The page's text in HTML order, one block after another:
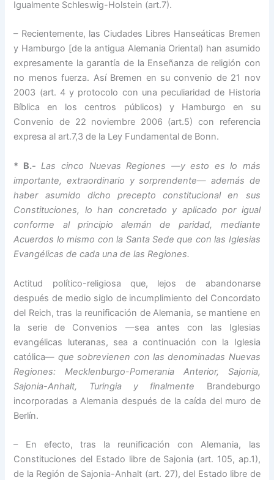
Igualmente Schleswig-Holstein (art.7).
– Recientemente, las Ciudades Libres Hanseáticas Bremen
y Hamburgo [de la antigua Alemania Oriental) han asumido
expresamente la garantía de la Enseñanza de religión con
no menos fuerza. Así Bremen en su convenio de 21 nov
2003 (art. 4 y protocolo con una peculiaridad de Historia
Bíblica en los centros públicos) y Hamburgo en su
Convenio de 22 noviembre 2006 (art.5) con referencia
expresa al art.7,3 de la Ley Fundamental de Bonn.
* B.- Las cinco Nuevas Regiones —y esto es lo más
importante, extraordinario y sorprendente— además de
haber asumido dicho precepto constitucional en sus
Constituciones, lo han concretado y aplicado por igual
conforme al principio alemán de paridad, mediante
Acuerdos lo mismo con la Santa Sede que con las Iglesias
Evangélicas de cada una de las Regiones.
Actitud político-religiosa que, lejos de abandonarse
después de medio siglo de incumplimiento del Concordato
del Reich, tras la reunificación de Alemania, se mantiene en
la serie de Convenios —sea antes con las Iglesias
evangélicas luteranas, sea a continuación con la Iglesia
católica— que sobrevienen con las denominadas Nuevas
Regiones: Mecklenburgo-Pomerania Anterior, Sajonia,
Sajonia-Anhalt, Turingia y finalmente Brandeburgo
incorporadas a Alemania después de la caída del muro de
Berlín.
– En efecto, tras la reunificación con Alemania, las
Constituciones del Estado libre de Sajonia (art. 105, ap.1),
de la Región de Sajonia-Anhalt (art. 27), del Estado libre de